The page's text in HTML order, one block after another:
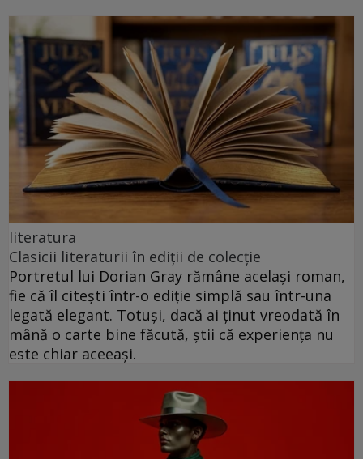
literatura
Clasicii literaturii în ediții de colecție
Portretul lui Dorian Gray rămâne același roman,
fie că îl citești într-o ediție simplă sau într-una
legată elegant. Totuși, dacă ai ținut vreodată în
mână o carte bine făcută, știi că experiența nu
este chiar aceeași.